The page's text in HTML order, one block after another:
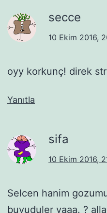
secce
10 Ekim 2016,
oyy korkunç! direk
Yanıtla
sifa
10 Ekim 2016,
Selcen hanim
buyuduler yaaa. ?